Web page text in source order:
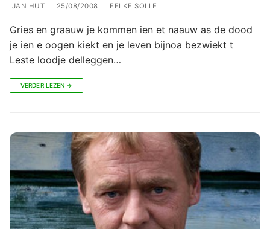
JAN HUT 25/08/2008 EELKE SOLLE
Gries en graauw je kommen ien et naauw as de dood
je ien e oogen kiekt en je leven bijnoa bezwiekt t
Leste loodje delleggen…
VERDER LEZEN →